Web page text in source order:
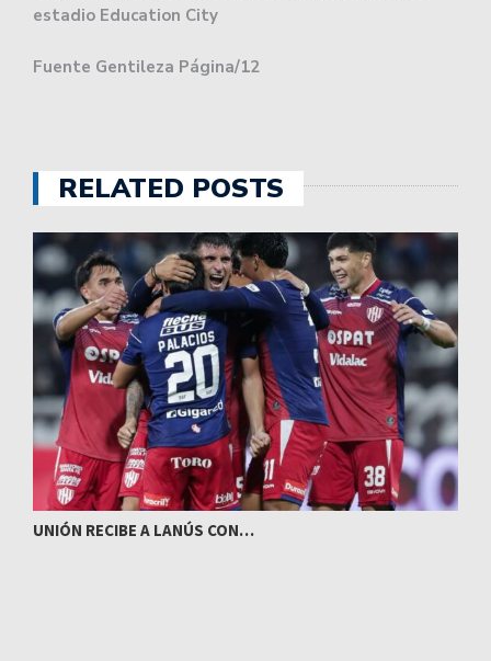
estadio Education City
Fuente Gentileza Página/12
RELATED POSTS
UNIÓN RECIBE A LANÚS CON…